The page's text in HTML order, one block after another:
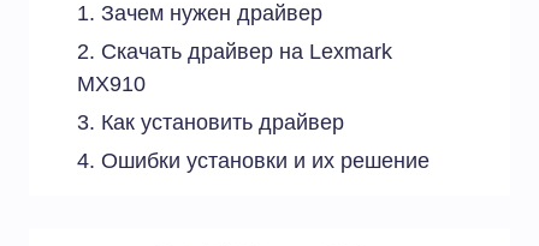
Зачем нужен драйвер
Скачать драйвер на Lexmark
MX910
Как установить драйвер
Ошибки установки и их решение